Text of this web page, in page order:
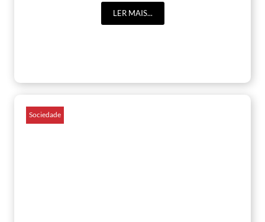
LER MAIS...
Sociedade